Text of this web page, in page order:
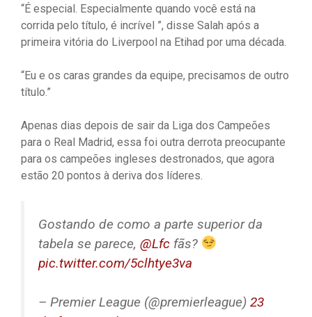
“É especial. Especialmente quando você está na
corrida pelo título, é incrível ”, disse Salah após a
primeira vitória do Liverpool na Etihad por uma década.
“Eu e os caras grandes da equipe, precisamos de outro
título.”
Apenas dias depois de sair da Liga dos Campeões
para o Real Madrid, essa foi outra derrota preocupante
para os campeões ingleses destronados, que agora
estão 20 pontos à deriva dos líderes.
Gostando de como a parte superior da
tabela se parece, @Lfc fãs?
pic.twitter.com/5clhtye3va
– Premier League (@premierleague) 23